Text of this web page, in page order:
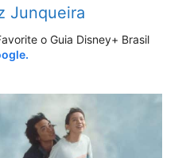
Junqueira
o Guia Disney+ Brasil